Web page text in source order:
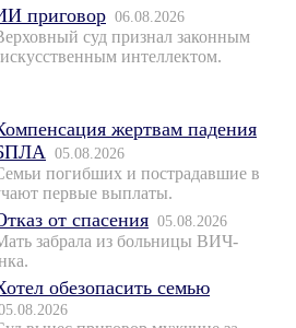
приговор 06.08.2026
суд признал законным
интеллектом.
жертвам падения
05.08.2026
погибших и пострадавшие в
первые выплаты.
от спасения 05.08.2026
забрала из больницы ВИЧ-
обезопасить семью